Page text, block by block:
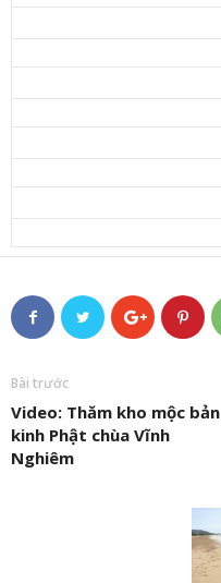
Bài trước
Video: Thăm kho mộc bản
kinh Phật chùa Vĩnh
Nghiêm